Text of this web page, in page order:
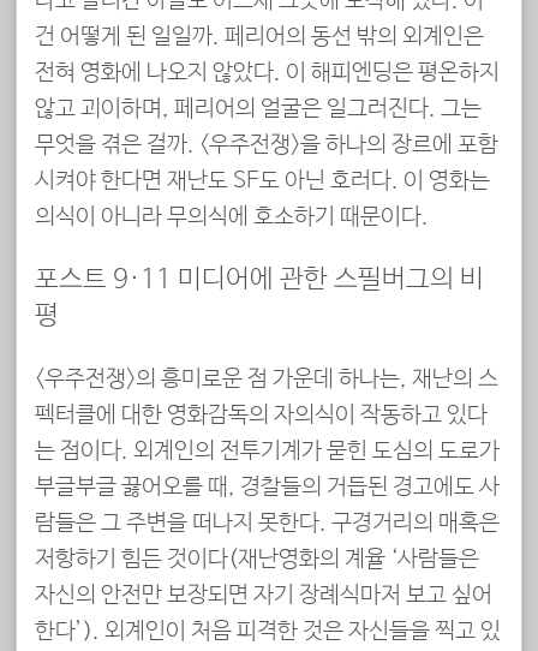
건 어떻게 된 일일까. 페리어의 동선 밖의 외계인은
전혀 영화에 나오지 않았다. 이 해피엔딩은 평온하지
않고 괴이하며, 페리어의 얼굴은 일그러진다. 그는
무엇을 겪은 걸까. <우주전쟁>을 하나의 장르에 포함
시켜야 한다면 재난도 SF도 아닌 호러다. 이 영화는
의식이 아니라 무의식에 호소하기 때문이다.
포스트 9·11 미디어에 관한 스필버그의 비
평
<우주전쟁>의 흥미로운 점 가운데 하나는, 재난의 스
펙터클에 대한 영화감독의 자의식이 작동하고 있다
는 점이다. 외계인의 전투기계가 묻힌 도심의 도로가
부글부글 끓어오를 때, 경찰들의 거듭된 경고에도 사
람들은 그 주변을 떠나지 못한다. 구경거리의 매혹은
저항하기 힘든 것이다(재난영화의 계율 ‘사람들은
자신의 안전만 보장되면 자기 장례식마저 보고 싶어
한다’). 외계인이 처음 피격한 것은 자신들을 찍고 있